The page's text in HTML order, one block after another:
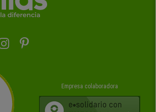
Empresa colaboradora